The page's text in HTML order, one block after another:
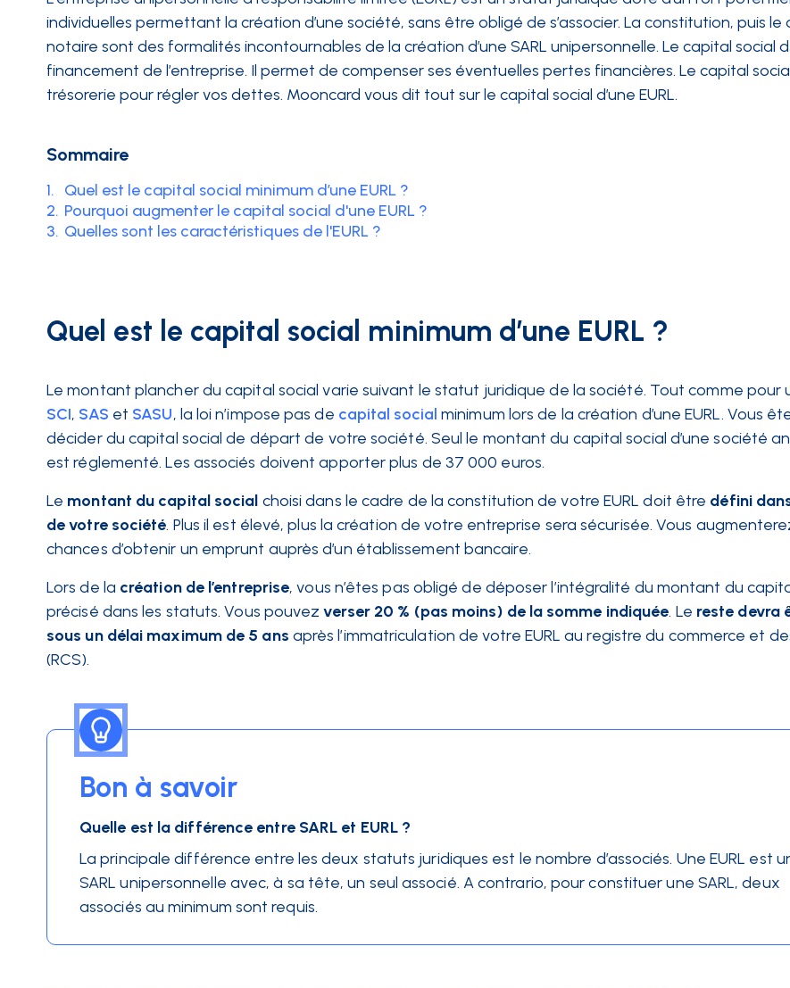
INTÉGRATIONS
individuelles permettant la création d’une société, sans être obligé de s’associer. La constitution, puis
notaire sont des formalités incontournables de la création d’une SARL unipersonnelle. Le capital
financement de l’entreprise. Il permet de compenser ses éventuelles pertes financières. Le capital
trésorerie pour régler vos dettes. Mooncard vous dit tout sur le capital social d’une EURL.
Sommaire
1. Quel est le capital social minimum d’une EURL ?
2. Pourquoi augmenter le capital social d'une EURL ?
3. Quelles sont les caractéristiques de l'EURL ?
Quel est le capital social minimum d’une EURL ?
Le montant plancher du capital social varie suivant le statut juridique de la société. Tout comme pour
SCI, SAS et SASU, la loi n’impose pas de capital social minimum lors de la création d’une EURL. Vous
décider du capital social de départ de votre société. Seul le montant du capital social d’une société
est réglementé. Les associés doivent apporter plus de 37 000 euros.
Le montant du capital social choisi dans le cadre de la constitution de votre EURL doit être défini
de votre société. Plus il est élevé, plus la création de votre entreprise sera sécurisée. Vous
chances d’obtenir un emprunt auprès d’un établissement bancaire.
Lors de la création de l’entreprise, vous n’êtes pas obligé de déposer l’intégralité du montant du
précisé dans les statuts. Vous pouvez verser 20 % (pas moins) de la somme indiquée. Le reste devra
sous un délai maximum de 5 ans après l’immatriculation de votre EURL au registre du commerce et
(RCS).
Bon à savoir
Quelle est la différence entre SARL et EURL ?
La principale différence entre les deux statuts juridiques est le nombre d’associés. Une EURL est
SARL unipersonnelle avec, à sa tête, un seul associé. A contrario, pour constituer une SARL, deux
associés au minimum sont requis.